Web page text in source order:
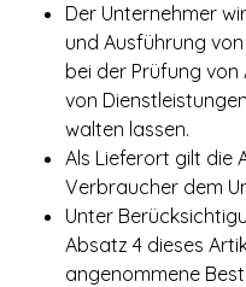
Der Unternehmer
und Ausführung
bei der Prüfung
von
walten lassen.
Als Lieferort gilt die
Verbraucher dem
Unter
Absatz 4 dieses
angenommene